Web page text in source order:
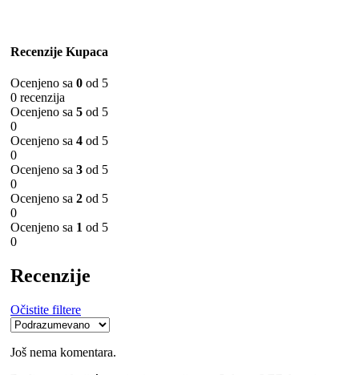
Recenzije Kupaca
Ocenjeno sa 0 od 5
0 recenzija
Ocenjeno sa 5 od 5
0
Ocenjeno sa 4 od 5
0
Ocenjeno sa 3 od 5
0
Ocenjeno sa 2 od 5
0
Ocenjeno sa 1 od 5
0
Recenzije
Očistite filtere
Još nema komentara.